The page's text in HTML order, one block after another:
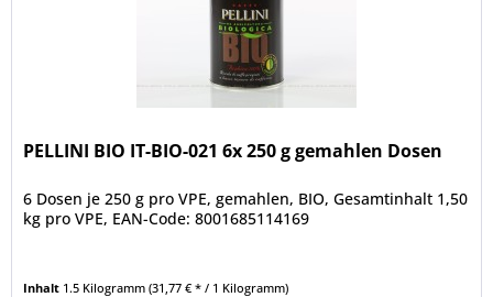
PELLINI BIO IT-BIO-021 6x 250 g gemahlen Dosen
6 Dosen je 250 g pro VPE, gemahlen, BIO, Gesamtinhalt 1,50
kg pro VPE, EAN-Code: 8001685114169
Inhalt 1.5 Kilogramm(31,77 € * / 1 Kilogramm)